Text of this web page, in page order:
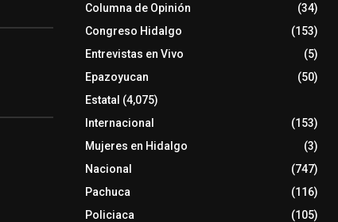
Columna de Opinión
(34)
Congreso Hidalgo
(153)
Entrevistas en Vivo
(5)
Epazoyucan
(50)
Estatal (4,075)
Internacional
(153)
Mujeres en Hidalgo
(3)
Nacional
(747)
Pachuca
(116)
Policiaca
(105)